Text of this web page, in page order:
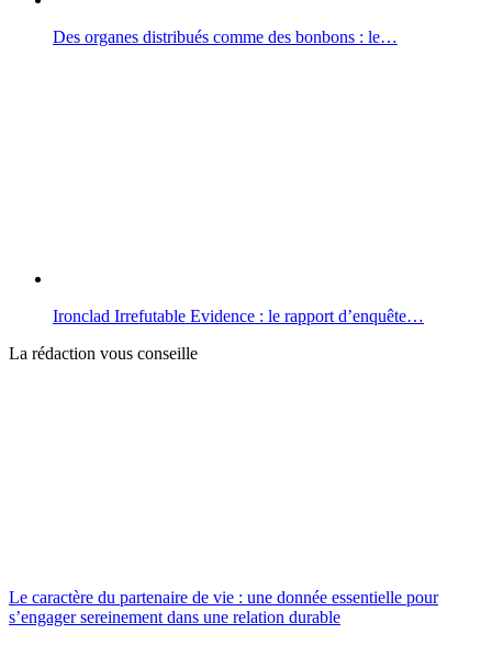
Des organes distribués comme des bonbons : le…
Ironclad Irrefutable Evidence : le rapport d’enquête…
La rédaction vous conseille
Le caractère du partenaire de vie : une donnée essentielle pour
s’engager sereinement dans une relation durable